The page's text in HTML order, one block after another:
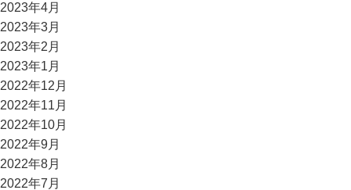
2023年4月
2023年3月
2023年2月
2023年1月
2022年12月
2022年11月
2022年10月
2022年9月
2022年8月
2022年7月